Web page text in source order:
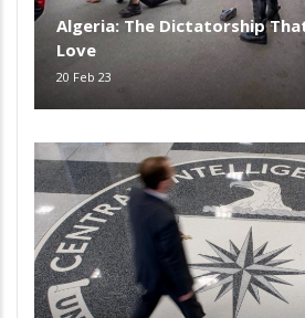
Algeria: The Dictatorship
Love
20 Feb 23